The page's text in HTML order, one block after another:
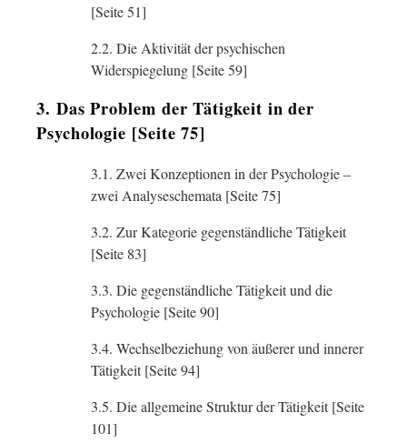
[Seite 51]
2.2. Die Aktivität der psychischen
Widerspiegelung [Seite 59]
3. Das Problem der Tätigkeit in der
Psychologie [Seite 75]
3.1. Zwei Konzeptionen in der Psychologie –
zwei Analyseschemata [Seite 75]
3.2. Zur Kategorie gegenständliche Tätigkeit
[Seite 83]
3.3. Die gegenständliche Tätigkeit und die
Psychologie [Seite 90]
3.4. Wechselbeziehung von äußerer und innerer
Tätigkeit [Seite 94]
3.5. Die allgemeine Struktur der Tätigkeit [Seite
101]